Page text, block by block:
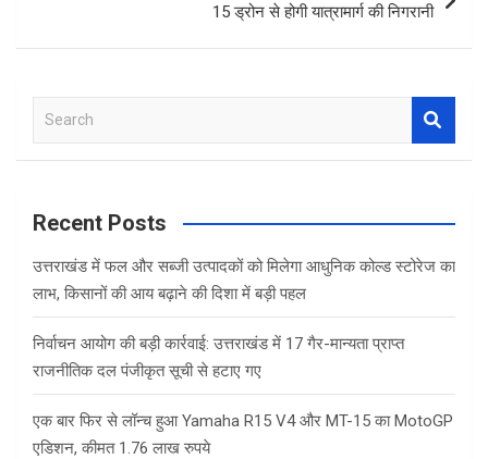
15 ड्रोन से होगी यात्रामार्ग की निगरानी
a
c
Recent Posts
उत्तराखंड में फल और सब्जी उत्पादकों को मिलेगा आधुनिक कोल्ड स्टोरेज का
लाभ, किसानों की आय बढ़ाने की दिशा में बड़ी पहल
निर्वाचन आयोग की बड़ी कार्रवाई: उत्तराखंड में 17 गैर-मान्यता प्राप्त
राजनीतिक दल पंजीकृत सूची से हटाए गए
एक बार फिर से लॉन्च हुआ Yamaha R15 V4 और MT-15 का MotoGP
एडिशन, कीमत 1.76 लाख रुपये